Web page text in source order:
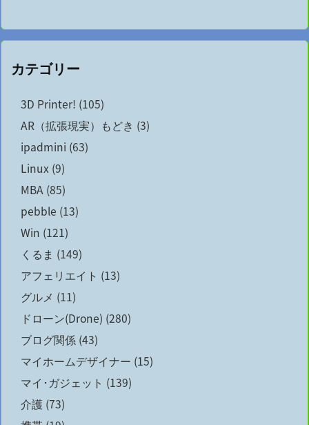
カテゴリー
3D Printer! (105)
AR（拡張現実）もどき (3)
ipadmini (63)
Linux (9)
MBA (85)
pebble (13)
Win (121)
くるま (149)
アフェリエイト (13)
グルメ (11)
ドローン(Drone) (280)
ブログ関係 (43)
マイホームデザイナー (15)
マイ･ガジェット (139)
介護 (73)